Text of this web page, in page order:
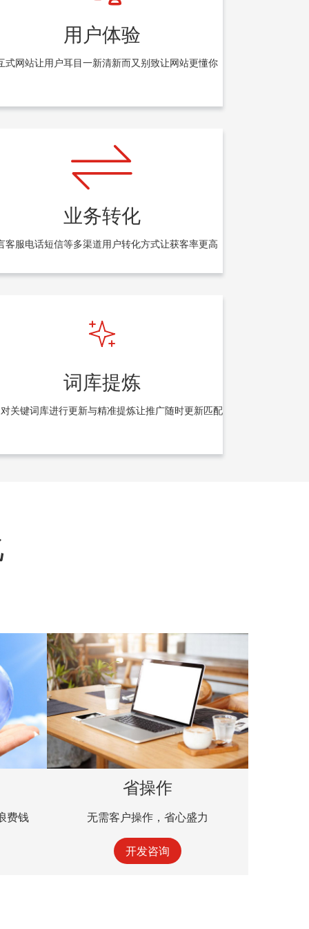
用户体验
式网站让用户耳目一新清新而又别致让网站更懂你
业务转化
客服电话短信等多渠道用户转化方式让获客率更高
词库提炼
关键词库进行更新与精准提炼让推广随时更新匹配
费钱
省操作
无需客户操作，省心盛力
开发咨询